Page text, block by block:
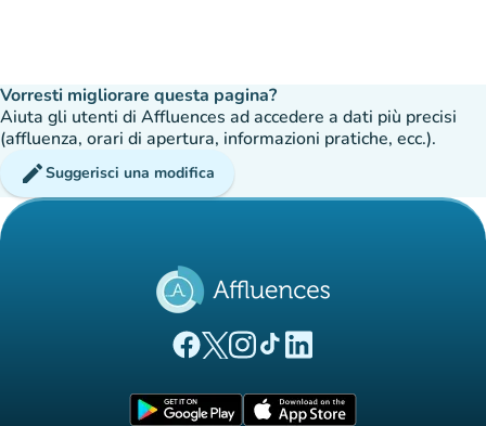
Vorresti migliorare questa pagina?
Aiuta gli utenti di Affluences ad accedere a dati più precisi
(affluenza, orari di apertura, informazioni pratiche, ecc.).
editSuggerisci una modifica
(nuova scheda)
(nuova scheda)
(nuova scheda)
(nuova scheda)
(nuova scheda)